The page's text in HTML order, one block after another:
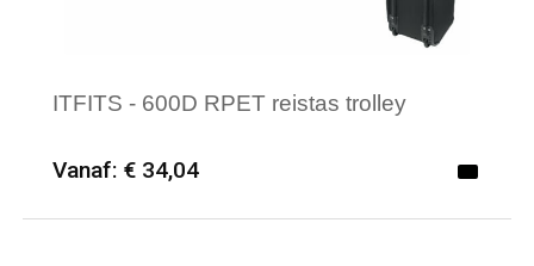
ITFITS - 600D RPET reistas trolley
Vanaf: € 34,04
Minimale afname: 6